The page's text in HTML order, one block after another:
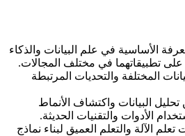
الأساسية في علم البيانات والذكاء
تطبيقاتهما في مختلف المجالات.
المختلفة والتحديات المرتبطة
البيانات واكتشاف الأنماط
الأدوات والتقنيات الحديثة.
الآلة والتعلم العميق لبناء نماذج